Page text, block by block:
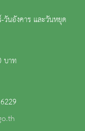
วันอังคาร และวันหยุด
บาท